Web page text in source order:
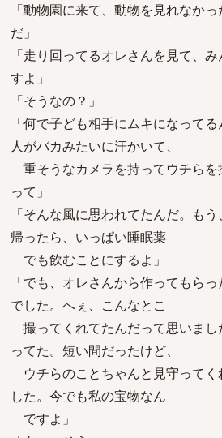
「動物園に来て、動物を見れなか
だ」
「走り回ってるオレさんを見て、
すよ」
「そうなの？」
「何で子ども相手にムキになって
人がバカみたいに汗かいて、
重そうなカメラを持ってウチらを
って」
「そんな風に思われてたんだ。も
帰ったら、いっぱい睡眠薬
でも飲むことにするよ」
「でも、オレさんから作ってもら
でした。へぇ、こんなとこ
撮ってくれてたんだって思いま
ってた。短い間だったけど、
ウチらのことちゃんと見守ってく
した。今でも私の宝物なん
ですよ」